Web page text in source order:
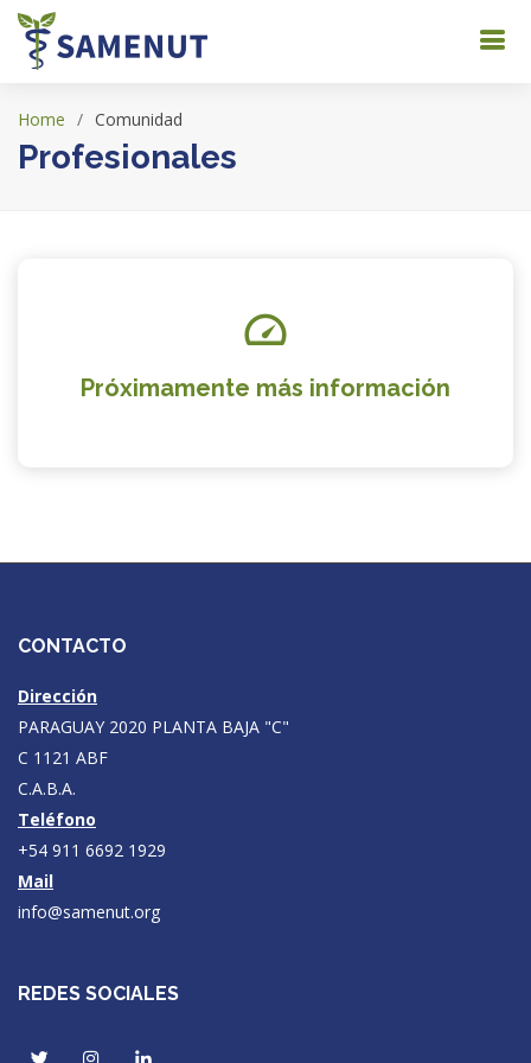
Home Comunidad
Profesionales
Próximamente más información
CONTACTO
Dirección
PARAGUAY 2020 PLANTA BAJA "C"
C 1121 ABF
C.A.B.A.
Teléfono
+54 911 6692 1929
Mail
info@samenut.org
REDES SOCIALES